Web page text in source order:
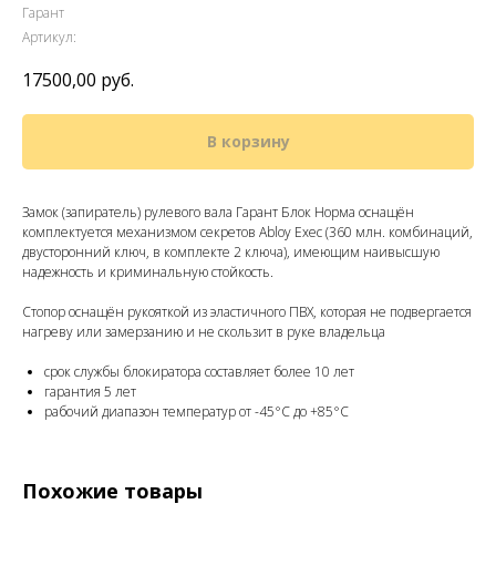
Гарант
Артикул:
17500,00 руб.
В корзину
Замок (запиратель) рулевого вала Гарант Блок Норма оснащён
комплектуется механизмом секретов Abloy Exec (360 млн. комбинаций,
двусторонний ключ, в комплекте 2 ключа), имеющим наивысшую
надежность и криминальную стойкость.
Стопор оснащён рукояткой из эластичного ПВХ, которая не подвергается
нагреву или замерзанию и не скользит в руке владельца
срок службы блокиратора составляет более 10 лет
гарантия 5 лет
рабочий диапазон температур от -45°С до +85°С
Похожие товары